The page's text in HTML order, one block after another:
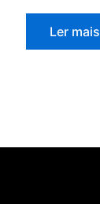
Ler mais